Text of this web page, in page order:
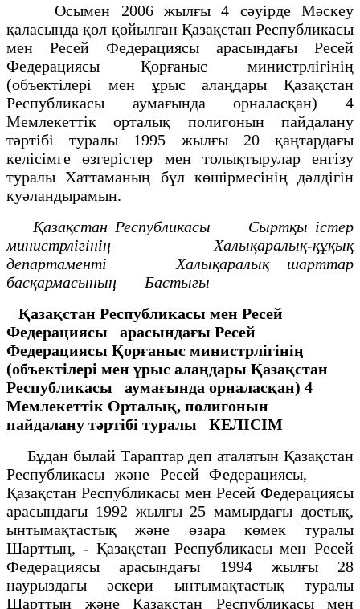
Осымен 2006 жылғы 4 сәуірде Мәскеу
қаласында қол қойылған Қазақстан Республикасы
мен Ресей Федерациясы арасындағы Ресей
Федерациясы Қорғаныс министрлігінің
(объектілері мен ұрыс алаңдары Қазақстан
Республикасы аумағында орналасқан) 4
Мемлекеттік орталық полигонын пайдалану
тәртібі туралы 1995 жылғы 20 қаңтардағы
келісімге өзгерістер мен толықтырулар енгізу
туралы Хаттаманың бұл көшірмесінің дәлдігін
куәландырамын.
Қазақстан Республикасы
Сыртқы істер
министрлігінің
Халықаралық-құқық
департаменті
Халықаралық шарттар
басқармасының
Бастығы
Қазақстан Республикасы мен Ресей
Федерациясы
арасындағы Ресей
Федерациясы Қорғаныс министрлігінің
(объектілері мен ұрыс алаңдары Қазақстан
Республикасы
аумағында орналасқан) 4
Мемлекеттік Орталық, полигонын
пайдалану тәртібі туралы
КЕЛІСІМ
Бұдан былай Тараптар деп аталатын Қазақстан
Республикасы және Ресей Федерациясы,
Қазақстан Республикасы мен Ресей Федерациясы
арасындағы 1992 жылғы 25 мамырдағы достық,
ынтымақтастық және өзара көмек туралы
Шарттың, - Қазақстан Республикасы мен Ресей
Федерациясы арасындағы 1994 жылғы 28
наурыздағы әскери ынтымақтастық туралы
Шарттың және Қазақстан Республикасы мен